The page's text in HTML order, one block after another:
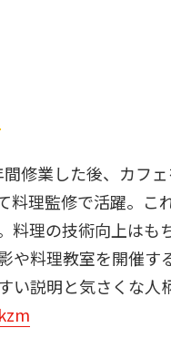
修業した後、カフ
料理監修で活躍。こ
料理の技術向上はも
や料理教室を開催す
い説明と気さくな人